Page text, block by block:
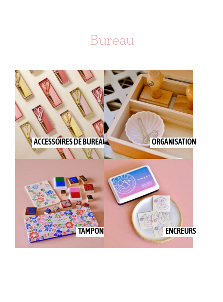
Bureau
ACCESSOIRES DE BUREAU ORGANISATION
TAMPONS ENCREURS